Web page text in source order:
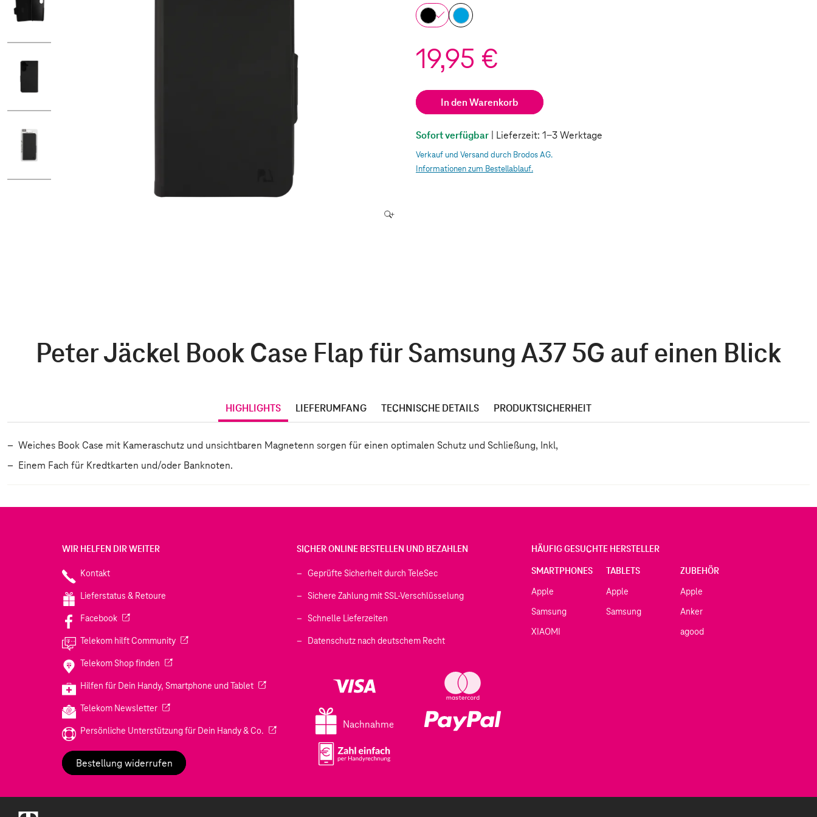
19,95 €
In den Warenkorb
Sofort verfügbar | Lieferzeit: 1-3 Werktage
Verkauf und Versand durch Brodos AG.
Informationen zum Bestellablauf.
Peter Jäckel Book Case Flap für Samsung A37 5G auf einen Blick
HIGHLIGHTS LIEFERUMFANG TECHNISCHE DETAILS PRODUKTSICHERHEIT
Weiches Book Case mit Kameraschutz und unsichtbaren Magnetenn sorgen für einen optimalen Schutz und Schließung, Inkl,
Einem Fach für Kredtkarten und/oder Banknoten.
WIR HELFEN DIR WEITER
Kontakt
Lieferstatus & Retoure
Facebook(Wird in einem neuen Tab geöffnet)
Telekom hilft Community(Wird in einem neuen Tab geöffnet)
Telekom Shop finden (Wird in einem neuen Tab geöffnet)
Hilfen für Dein Handy, Smartphone und Tablet(Wird in einem neuen Tab geöffnet)
Telekom Newsletter(Wird in einem neuen Tab geöffnet)
Persönliche Unterstützung für Dein Handy & Co. (Wird in einem neuen Tab geöffnet)
Bestellung widerrufen
SICHER ONLINE BESTELLEN UND BEZAHLEN
Geprüfte Sicherheit durch TeleSec
Sichere Zahlung mit SSL-Verschlüsselung
Schnelle Lieferzeiten
Datenschutz nach deutschem Recht
Nachnahme
HÄUFIG GESUCHTE HERSTELLER
SMARTPHONES
Apple
Samsung
XIAOMI
TABLETS
Apple
Samsung
ZUBEHÖR
Apple
Anker
agood